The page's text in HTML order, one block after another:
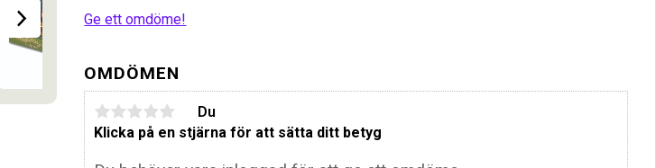
Ge ett omdöme!
OMDÖMEN
Du
Klicka på en stjärna för att sätta ditt betyg